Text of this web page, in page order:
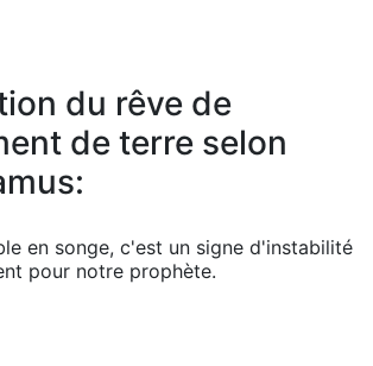
du rêve de
de terre selon
en songe, c'est un signe d'instabilité
pour notre prophète.